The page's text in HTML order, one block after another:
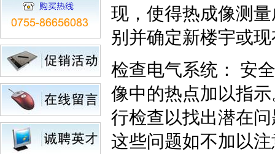
现，使得热成像测
别并确定新楼宇或
检查电气系统： 安
像中的热点加以指
行检查以找出潜在
这些问题如不加以